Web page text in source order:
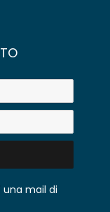
una mail di